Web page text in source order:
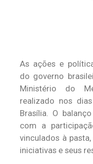
As ações e
do governo
Ministério do
realizado nos
Brasília. O
com a
vinculados à
iniciativas e seus